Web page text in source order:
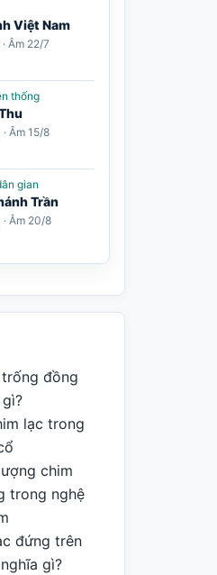
Việt Nam
Âm 22/7
thống
Âm 15/8
gian
Trần
Âm 20/8
đồng
lạc trong
chim
trong nghệ
đứng trên
gì?